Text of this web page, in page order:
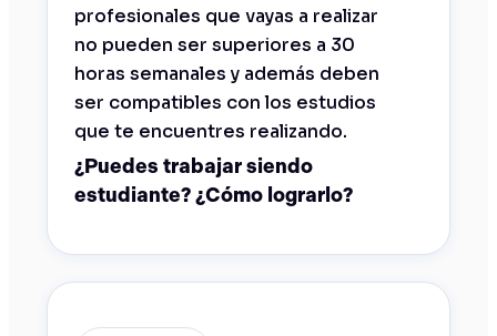
¿Puedes trabajar siendo
estudiante? ¿Cómo lograrlo?
profesionales que vayas a realizar
no pueden ser superiores a 30
horas semanales y además deben
ser compatibles con los estudios
que te encuentres realizando.